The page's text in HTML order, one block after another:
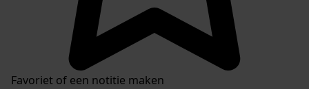
Favoriet of een notitie maken